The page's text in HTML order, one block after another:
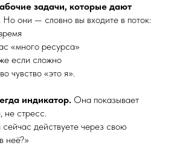
задачи, которые дают
они — словно вы входите в поток:
«много ресурса»
если сложно
чувство «это я».
индикатор. Она показывает
не стресс.
действуете через свою
неё?»